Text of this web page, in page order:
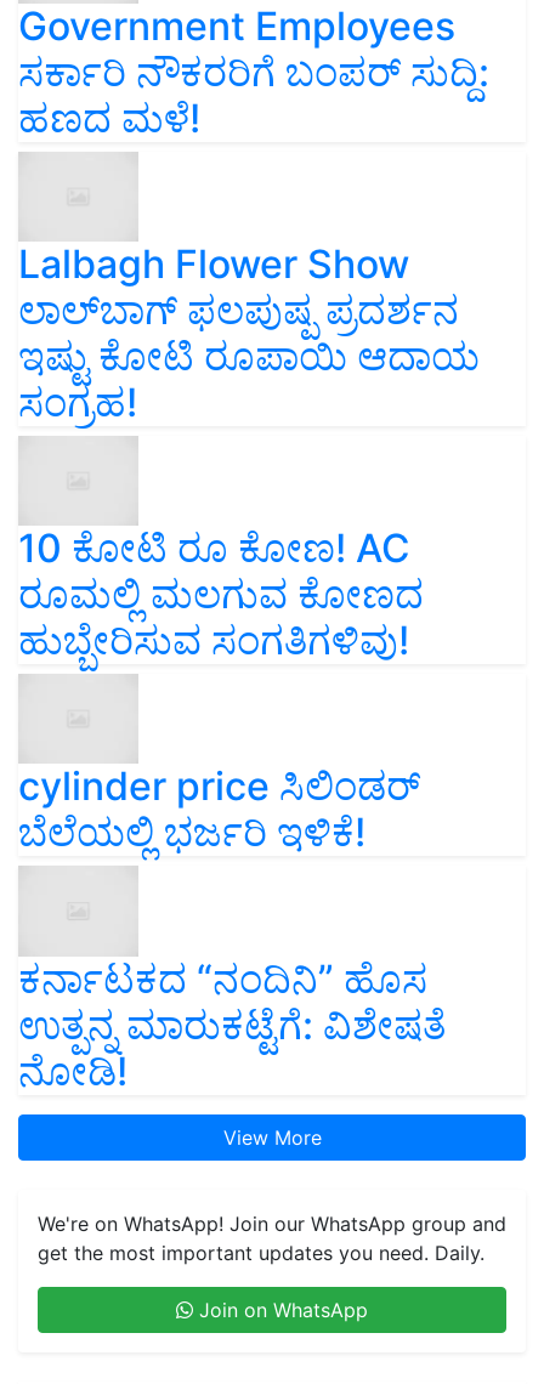
Government Employees
ಸರ್ಕಾರಿ ನೌಕರರಿಗೆ ಬಂಪರ್‌ ಸುದ್ದಿ:
ಹಣದ ಮಳೆ!
Lalbagh Flower Show
ಲಾಲ್‌ಬಾಗ್ ಫಲಪುಷ್ಪ ಪ್ರದರ್ಶನ
ಇಷ್ಟು ಕೋಟಿ ರೂಪಾಯಿ ಆದಾಯ
ಸಂಗ್ರಹ!
10 ಕೋಟಿ ರೂ ಕೋಣ! AC
ರೂಮಲ್ಲಿ ಮಲಗುವ ಕೋಣದ
ಹುಬ್ಬೇರಿಸುವ ಸಂಗತಿಗಳಿವು!
cylinder price ಸಿಲಿಂಡರ್‌
ಬೆಲೆಯಲ್ಲಿ ಭರ್ಜರಿ ಇಳಿಕೆ!
ಕರ್ನಾಟಕದ “ನಂದಿನಿ” ಹೊಸ
ಉತ್ಪನ್ನ ಮಾರುಕಟ್ಟೆಗೆ: ವಿಶೇಷತೆ
ನೋಡಿ!
View More
We're on WhatsApp! Join our WhatsApp group and
get the most important updates you need. Daily.
Join on WhatsApp